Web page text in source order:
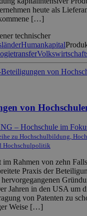
heute als
[…]
technischer
Humankapital
von
– Hochschule im
zu Hochschulbildung,
Hochschulpolitik
Rahmen von zehn
Praxis der
Jahren in den USA um
von Patenten zu
Weise […]